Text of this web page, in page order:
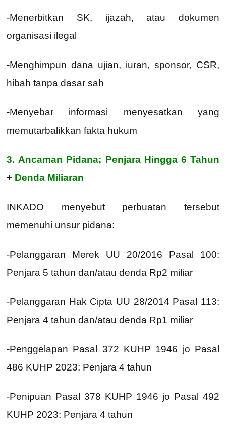
-Menerbitkan SK, ijazah, atau dokumen
organisasi ilegal
-Menghimpun dana ujian, iuran, sponsor, CSR,
hibah tanpa dasar sah
-Menyebar informasi menyesatkan yang
memutarbalikkan fakta hukum
3. Ancaman Pidana: Penjara Hingga 6 Tahun
+ Denda Miliaran
INKADO menyebut perbuatan tersebut
memenuhi unsur pidana:
-Pelanggaran Merek UU 20/2016 Pasal 100:
Penjara 5 tahun dan/atau denda Rp2 miliar
-Pelanggaran Hak Cipta UU 28/2014 Pasal 113:
Penjara 4 tahun dan/atau denda Rp1 miliar
-Penggelapan Pasal 372 KUHP 1946 jo Pasal
486 KUHP 2023: Penjara 4 tahun
-Penipuan Pasal 378 KUHP 1946 jo Pasal 492
KUHP 2023: Penjara 4 tahun